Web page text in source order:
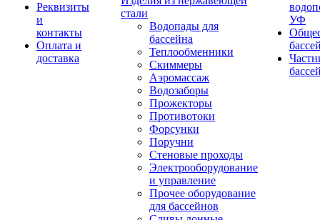
Реквизиты
и
контакты
Оплата и
доставка
стали
Водопады для
бассейна
Теплообменники
Скиммеры
Аэромассаж
Водозаборы
Прожекторы
Противотоки
Форсунки
Поручни
Стеновые проходы
Электрооборудование
и управление
Прочее оборудование
для бассейнов
УФ